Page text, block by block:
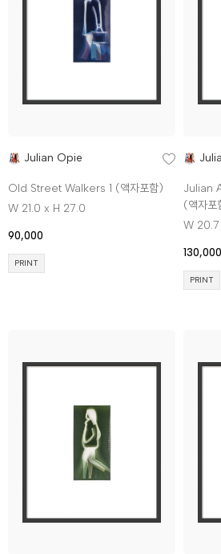
Julian Opie
Old Street Walkers 1 (액자포함)
W 21.0 x H 27.0
90,000
PRINT
Julian
(액자포
W
130,000
PRINT